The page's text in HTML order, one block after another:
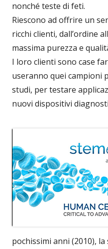
nonché teste di feti.
Riescono ad offrire un
ricchi clienti, dall’ordine
massima purezza e
I loro clienti sono case
useranno quei campioni
studi, per testare
nuovi dispositivi
pochissimi anni (2010),